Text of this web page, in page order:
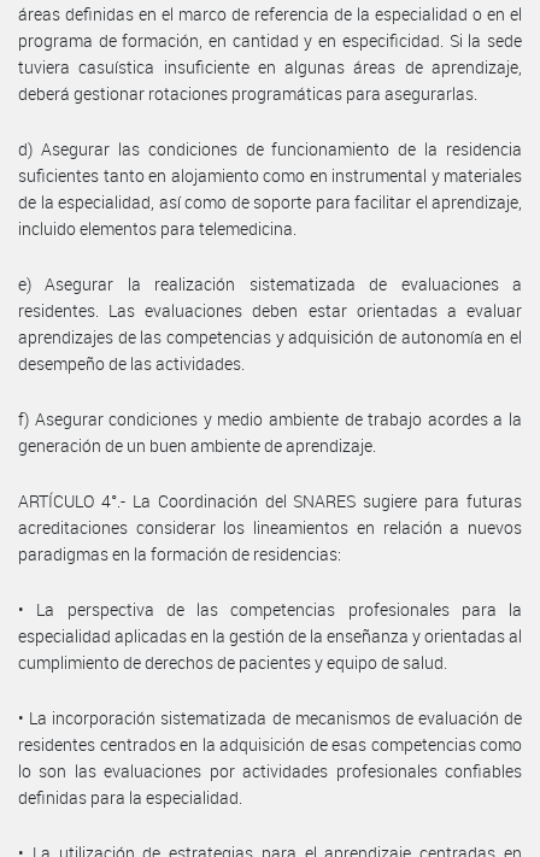
áreas definidas en el marco de referencia de la especialidad o en el
programa de formación, en cantidad y en especificidad. Si la sede
tuviera casuística insuficiente en algunas áreas de aprendizaje,
deberá gestionar rotaciones programáticas para asegurarlas.
d) Asegurar las condiciones de funcionamiento de la residencia
suficientes tanto en alojamiento como en instrumental y materiales
de la especialidad, así como de soporte para facilitar el aprendizaje,
incluido elementos para telemedicina.
e) Asegurar la realización sistematizada de evaluaciones a
residentes. Las evaluaciones deben estar orientadas a evaluar
aprendizajes de las competencias y adquisición de autonomía en el
desempeño de las actividades.
f) Asegurar condiciones y medio ambiente de trabajo acordes a la
generación de un buen ambiente de aprendizaje.
ARTÍCULO 4°.- La Coordinación del SNARES sugiere para futuras
acreditaciones considerar los lineamientos en relación a nuevos
paradigmas en la formación de residencias:
• La perspectiva de las competencias profesionales para la
especialidad aplicadas en la gestión de la enseñanza y orientadas al
cumplimiento de derechos de pacientes y equipo de salud.
• La incorporación sistematizada de mecanismos de evaluación de
residentes centrados en la adquisición de esas competencias como
lo son las evaluaciones por actividades profesionales confiables
definidas para la especialidad.
• La utilización de estrategias para el aprendizaje centradas en